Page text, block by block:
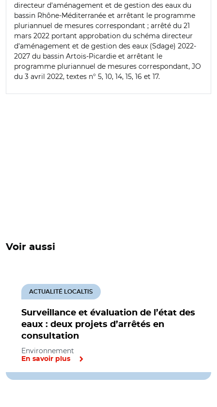
directeur d'aménagement et de gestion des eaux du
bassin Rhône-Méditerranée et arrêtant le programme
pluriannuel de mesures correspondant ; arrêté du 21
mars 2022 portant approbation du schéma directeur
d'aménagement et de gestion des eaux (Sdage) 2022-
2027 du bassin Artois-Picardie et arrêtant le
programme pluriannuel de mesures correspondant, JO
du 3 avril 2022, textes n° 5, 10, 14, 15, 16 et 17.
Voir aussi
Surveillance et évaluation de l’état des
eaux : deux projets d’arrêtés en
consultation
ACTUALITÉ LOCALTIS
Environnement
En savoir plus